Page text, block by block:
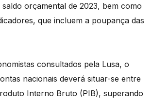
orçamental de 2023, bem como
que incluem a poupança das
consultados pela Lusa, o
nacionais deverá situar-se entre
Interno Bruto (PIB), superando